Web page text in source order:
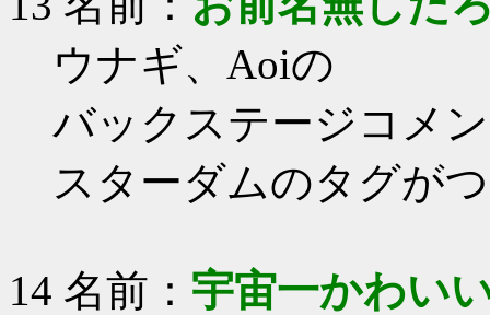
ウナギ、Aoiの
バックステージコメ
スターダムのタグが
14 名前： 宇宙一かわい